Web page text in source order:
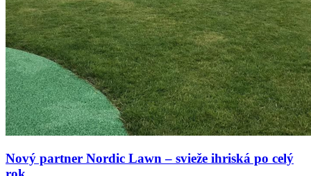
Nový partner Nordic Lawn – svieže ihriská po celý